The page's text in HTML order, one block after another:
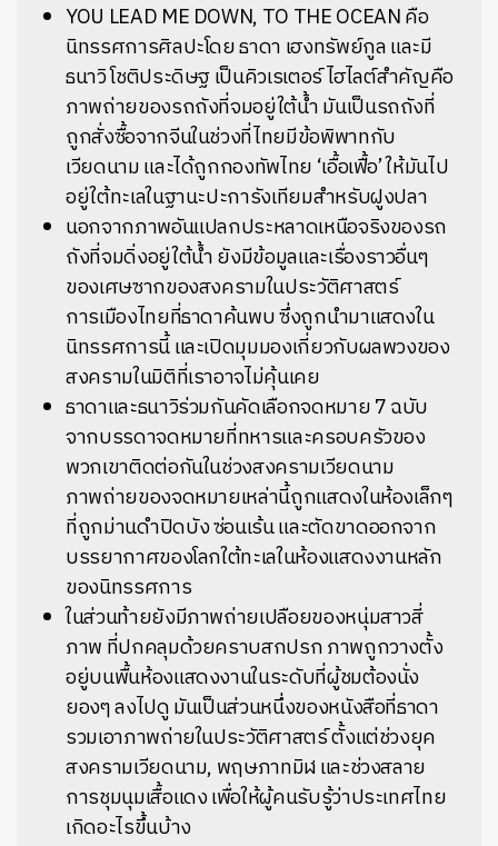
YOU LEAD ME DOWN, TO THE OCEAN คือ
นิทรรศการศิลปะโดย ธาดา เฮงทรัพย์กูล และมี
ธนาวิ โชติประดิษฐ เป็นคิวเรเตอร์ ไฮไลต์สำคัญคือ
ภาพถ่ายของรถถังที่จมอยู่ใต้น้ำ มันเป็นรถถังที่
ถูกสั่งซื้อจากจีนในช่วงที่ไทยมีข้อพิพาทกับ
เวียดนาม และได้ถูกกองทัพไทย ‘เอื้อเฟื้อ’ ให้มันไป
อยู่ใต้ทะเลในฐานะปะการังเทียมสำหรับฝูงปลา
นอกจากภาพอันแปลกประหลาดเหนือจริงของรถ
ถังที่จมดิ่งอยู่ใต้น้ำ ยังมีข้อมูลและเรื่องราวอื่นๆ
ของเศษซากของสงครามในประวัติศาสตร์
การเมืองไทยที่ธาดาค้นพบ ซึ่งถูกนำมาแสดงใน
นิทรรศการนี้ และเปิดมุมมองเกี่ยวกับผลพวงของ
สงครามในมิติที่เราอาจไม่คุ้นเคย
ธาดาและธนาวิร่วมกันคัดเลือกจดหมาย 7 ฉบับ
จากบรรดาจดหมายที่ทหารและครอบครัวของ
พวกเขาติดต่อกันในช่วงสงครามเวียดนาม
ภาพถ่ายของจดหมายเหล่านี้ถูกแสดงในห้องเล็กๆ
ที่ถูกม่านดำปิดบัง ซ่อนเร้น และตัดขาดออกจาก
บรรยากาศของโลกใต้ทะเลในห้องแสดงงานหลัก
ของนิทรรศการ
ในส่วนท้ายยังมีภาพถ่ายเปลือยของหนุ่มสาวสี่
ภาพ ที่ปกคลุมด้วยคราบสกปรก ภาพถูกวางตั้ง
อยู่บนพื้นห้องแสดงงานในระดับที่ผู้ชมต้องนั่ง
ยองๆ ลงไปดู มันเป็นส่วนหนึ่งของหนังสือที่ธาดา
รวมเอาภาพถ่ายในประวัติศาสตร์ ตั้งแต่ช่วงยุค
สงครามเวียดนาม, พฤษภาทมิฬ และช่วงสลาย
การชุมนุมเสื้อแดง เพื่อให้ผู้คนรับรู้ว่าประเทศไทย
เกิดอะไรขึ้นบ้าง